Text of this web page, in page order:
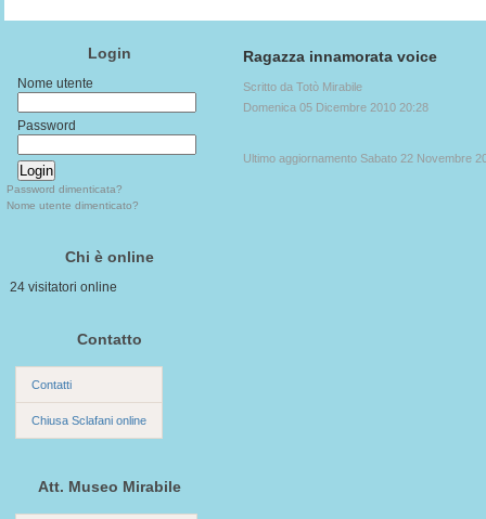
Login
Nome utente
Password
Password dimenticata?
Nome utente dimenticato?
Chi è online
24 visitatori online
Contatto
Contatti
Chiusa Sclafani online
Att. Museo Mirabile
Ragazza innamorata voice
Scritto da Totò Mirabile
Domenica 05 Dicembre 2010 20:28
Ultimo aggiornamento Sabato 22 Novembre